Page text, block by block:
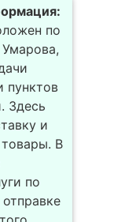
по
пунктов
Здесь
и
товары. В
по